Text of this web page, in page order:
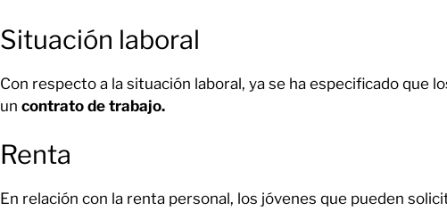
Situación laboral
Con respecto a la situación laboral, ya se ha especificado que
un contrato de trabajo.
Renta
En relación con la renta personal, los jóvenes que pueden